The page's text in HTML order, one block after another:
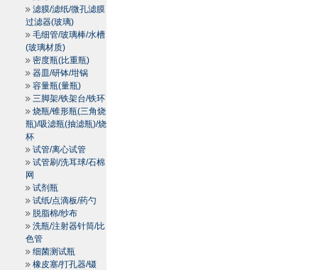
滤膜/滤纸/微孔滤膜
过滤器(玻璃)
毛细管/玻璃棒/水槽
(玻璃材质)
密度瓶(比重瓶)
器皿/研钵/坩锅
容量瓶(量瓶)
三脚架/铁架台/铁环
烧瓶/锥形瓶(三角烧
瓶)/吸滤瓶(抽滤瓶)/烧
杯
试管/离心试管
试管刷/洗耳球/石棉
网
试剂瓶
试纸/点滴板/药勺
脱脂棉/纱布
洗瓶/注射器针筒/比
色管
细菌测试瓶
橡皮塞/打孔器/镊